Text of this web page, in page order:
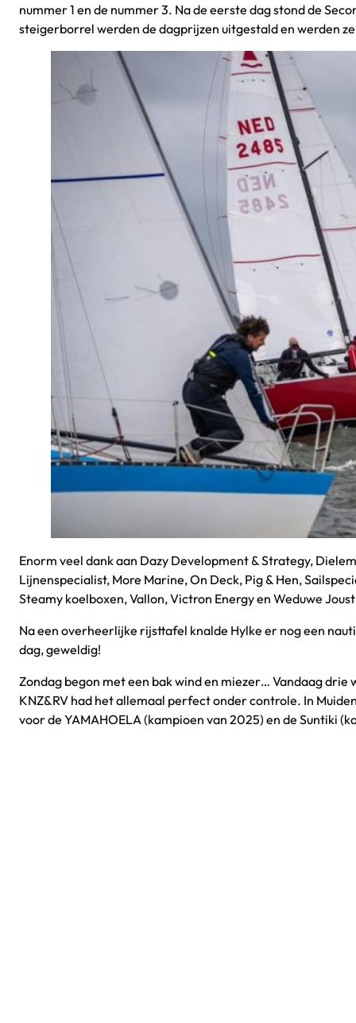
nummer 1 en de nummer 3. Na de eerste dag stond de
steigerborrel werden de dagprijzen uitgestald en werden
Enorm veel dank aan Dazy Development & Strategy,
Lijnenspecialist, More Marine, On Deck, Pig & Hen,
Steamy koelboxen, Vallon, Victron Energy en Weduwe
Na een overheerlijke rijsttafel knalde Hylke er nog een
dag, geweldig!
Zondag begon met een bak wind en miezer… Vandaag
KNZ&RV had het allemaal perfect onder controle. In
voor de YAMAHOELA (kampioen van 2025) en de Suntiki